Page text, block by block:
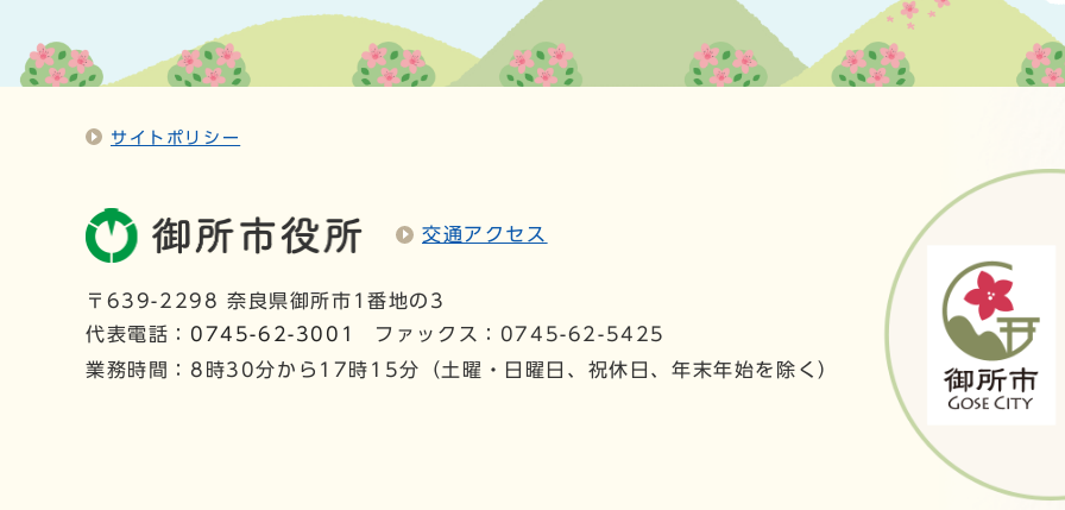
サイトポリシー
交通アクセス
〒639-2298 奈良県御所市1番地の3
代表電話： 0745-62-3001
ファックス：0745-62-5425
業務時間：8時30分から17時15分（土曜・日曜日、祝休日、年末年始を除く）